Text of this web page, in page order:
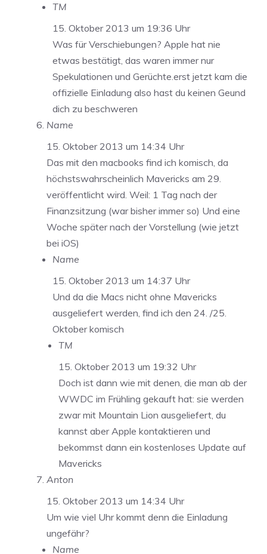
TM
15. Oktober 2013 um 19:36 Uhr
Was für Verschiebungen? Apple hat nie
etwas bestätigt, das waren immer nur
Spekulationen und Gerüchte.erst jetzt kam die
offizielle Einladung also hast du keinen Geund
dich zu beschweren
Name
15. Oktober 2013 um 14:34 Uhr
Das mit den macbooks find ich komisch, da
höchstswahrscheinlich Mavericks am 29.
veröffentlicht wird. Weil: 1 Tag nach der
Finanzsitzung (war bisher immer so) Und eine
Woche später nach der Vorstellung (wie jetzt
bei iOS)
Name
15. Oktober 2013 um 14:37 Uhr
Und da die Macs nicht ohne Mavericks
ausgeliefert werden, find ich den 24. /25.
Oktober komisch
TM
15. Oktober 2013 um 19:32 Uhr
Doch ist dann wie mit denen, die man ab der
WWDC im Frühling gekauft hat: sie werden
zwar mit Mountain Lion ausgeliefert, du
kannst aber Apple kontaktieren und
bekommst dann ein kostenloses Update auf
Mavericks
Anton
15. Oktober 2013 um 14:34 Uhr
Um wie viel Uhr kommt denn die Einladung
ungefähr?
Name